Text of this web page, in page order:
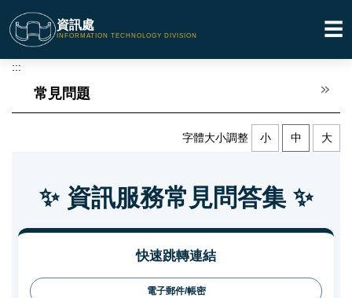
到
主
要
區
資訊處
INFORMATION TECHNOLOGY DIVISION ☰
:::
常見問題
字體大小調整 小 中 大
✨ 資訊服務常見問答集 ✨
快速跳轉連結
電子郵件/帳密